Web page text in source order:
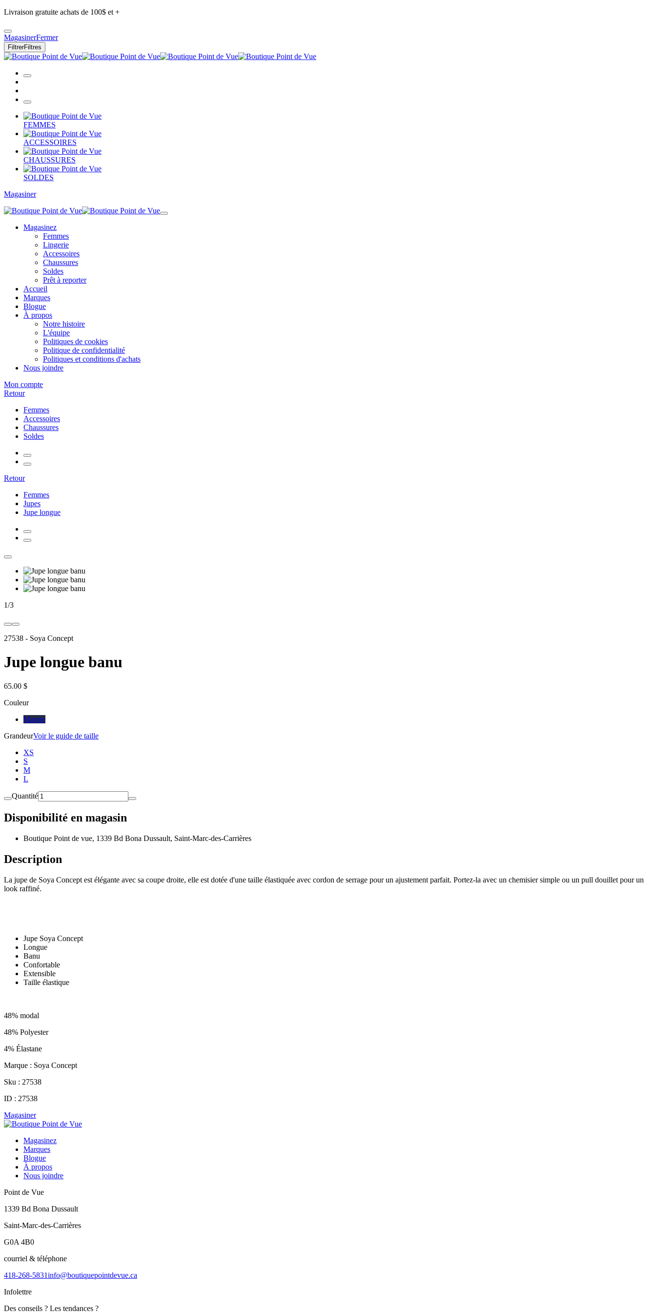
Livraison gratuite achats de 100$ et +
MagasinerFermer
FiltrerFiltres
FEMMES
ACCESSOIRES
CHAUSSURES
SOLDES
Magasiner
Magasinez
Femmes
Lingerie
Accessoires
Chaussures
Soldes
Prêt à reporter
Accueil
Marques
Blogue
À propos
Notre histoire
L'équipe
Politiques de cookies
Politique de confidentialité
Politiques et conditions d'achats
Nous joindre
Mon compte
Retour
Femmes
Accessoires
Chaussures
Soldes
Retour
Femmes
Jupes
Jupe longue
1/3
27538 - Soya Concept
Jupe longue banu
65.00 $
Couleur
Marine
GrandeurVoir le guide de taille
XS
S
M
L
Quantité
Disponibilité en magasin
Boutique Point de vue, 1339 Bd Bona Dussault, Saint-Marc-des-Carrières
Description
La jupe de Soya Concept est élégante avec sa coupe droite, elle est dotée d'une taille élastiquée avec cordon de serrage pour un ajustement parfait. Portez-la avec un chemisier simple ou un pull douillet pour un
look raffiné.
Jupe Soya Concept
Longue
Banu
Confortable
Extensible
Taille élastique
48% modal
48% Polyester
4% Élastane
Marque : Soya Concept
Sku : 27538
ID : 27538
Magasiner
Magasinez
Marques
Blogue
À propos
Nous joindre
Point de Vue
1339 Bd Bona Dussault
Saint-Marc-des-Carrières
G0A 4B0
courriel & téléphone
418-268-5831info@boutiquepointdevue.ca
Infolettre
Des conseils ? Les tendances ?